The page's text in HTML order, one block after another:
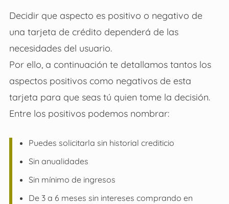
Decidir que aspecto es positivo o negativo de
una tarjeta de crédito dependerá de las
necesidades del usuario.
Por ello, a continuación te detallamos tantos los
aspectos positivos como negativos de esta
tarjeta para que seas tú quien tome la decisión.
Entre los positivos podemos nombrar:
Puedes solicitarla sin historial crediticio
Sin anualidades
Sin mínimo de ingresos
De 3 a 6 meses sin intereses comprando en